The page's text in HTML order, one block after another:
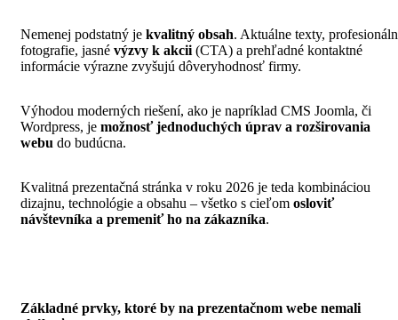
Nemenej podstatný je kvalitný obsah. Aktuálne texty,
fotografie, jasné výzvy k akcii (CTA) a prehľadné kontaktné
informácie výrazne zvyšujú dôveryhodnosť firmy.
Výhodou moderných riešení, ako je napríklad CMS Joomla, či
Wordpress, je možnosť jednoduchých úprav a rozširovania
webu do budúcna.
Kvalitná prezentačná stránka v roku 2026 je teda kombináciou
dizajnu, technológie a obsahu – všetko s cieľom osloviť
návštevníka a premeniť ho na zákazníka.
Základné prvky, ktoré by na prezentačnom webe nemali